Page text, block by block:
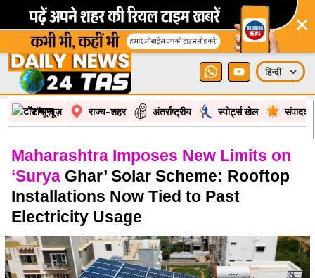
×
टॉप न्यूज़ राज्य-शहर अंतर्राष्ट्रीय स्पोर्ट्स खेल
Maharashtra Imposes New Limits on
‘Surya Ghar’ Solar Scheme: Rooftop
Installations Now Tied to Past
Electricity Usage